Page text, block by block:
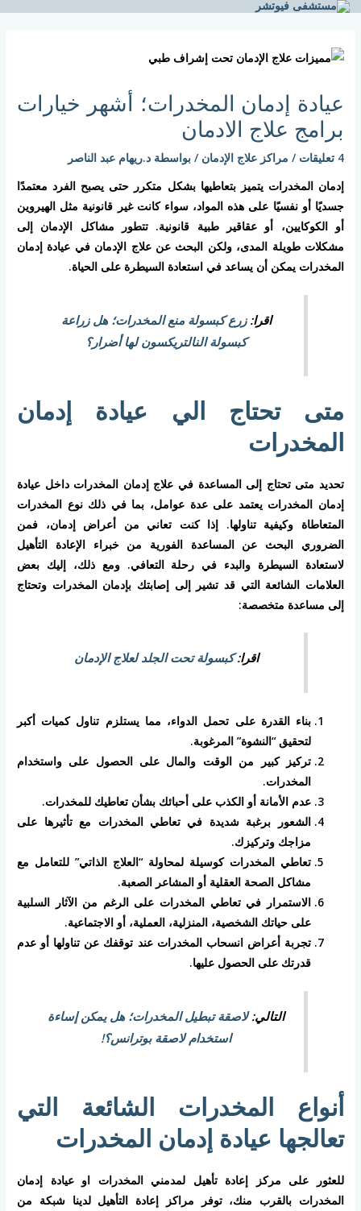
تخطي
المحتوى
عيادة إدمان المخدرات؛ أشهر خيارات
برامج علاج الادمان
4 تعليقات / مراكز علاج الإدمان / بواسطة د.ريهام عبد الناصر
إدمان المخدرات يتميز بتعاطيها بشكل متكرر حتى يصبح الفرد معتمدًا
جسديًا أو نفسيًا على هذه المواد، سواء كانت غير قانونية مثل الهيروين
أو الكوكايين، أو عقاقير طبية قانونية. تتطور مشاكل الإدمان إلى
مشكلات طويلة المدى، ولكن البحث عن علاج الإدمان في عيادة إدمان
المخدرات يمكن أن يساعد في استعادة السيطرة على الحياة.
اقرا:زرع كبسولة منع المخدرات؛ هل زراعة
كبسولة النالتريكسون لها أضرار؟
متى تحتاج الي عيادة إدمان
المخدرات
تحديد متى تحتاج إلى المساعدة في علاج إدمان المخدرات داخل عيادة
إدمان المخدرات يعتمد على عدة عوامل، بما في ذلك نوع المخدرات
المتعاطاة وكيفية تناولها. إذا كنت تعاني من أعراض إدمان، فمن
الضروري البحث عن المساعدة الفورية من خبراء الإعادة التأهيل
لاستعادة السيطرة والبدء في رحلة التعافي. ومع ذلك، إليك بعض
العلامات الشائعة التي قد تشير إلى إصابتك بإدمان المخدرات وتحتاج
إلى مساعدة متخصصة:
اقرا:كبسولة تحت الجلد لعلاج الإدمان
بناء القدرة على تحمل الدواء، مما يستلزم تناول كميات أكبر
لتحقيق “النشوة” المرغوبة.
تركيز كبير من الوقت والمال على الحصول على واستخدام
المخدرات.
عدم الأمانة أو الكذب على أحبائك بشأن تعاطيك للمخدرات.
الشعور برغبة شديدة في تعاطي المخدرات مع تأثيرها على
مزاجك وتركيزك.
تعاطي المخدرات كوسيلة لمحاولة “العلاج الذاتي” للتعامل مع
مشاكل الصحة العقلية أو المشاعر الصعبة.
الاستمرار في تعاطي المخدرات على الرغم من الآثار السلبية
على حياتك الشخصية، المنزلية، العملية، أو الاجتماعية.
تجربة أعراض انسحاب المخدرات عند توقفك عن تناولها أو عدم
قدرتك على الحصول عليها.
التالي:لاصقة تبطيل المخدرات؛ هل يمكن إساءة
استخدام لاصقة بوترانس؟!
أنواع المخدرات الشائعة التي
تعالجها عيادة إدمان المخدرات
للعثور على مركز إعادة تأهيل لمدمني المخدرات او عيادة إدمان
المخدرات بالقرب منك، توفر مراكز إعادة التأهيل لدينا شبكة من
navigation